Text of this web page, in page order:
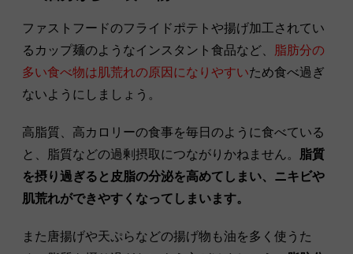
ファストフードのフライドポテトや揚げ加工されてい
るカップ麺のようなインスタント食品など、
脂肪分の
多い食べ物は肌荒れの原因になりやすいため食べ過ぎ
ないようにしましょう。
高脂質、高カロリーの食事を毎日のように食べている
と、脂質などの過剰摂取につながりかねません。
脂質
を摂り過ぎると皮脂の分泌を高めてしまい、ニキビや
肌荒れができやすくなってしまいます。
また唐揚げや天ぷらなどの揚げ物も油を多く使うた